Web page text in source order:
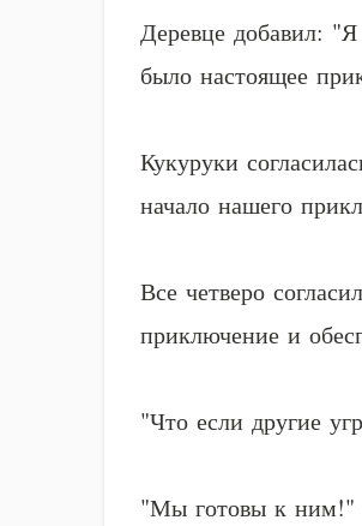
Деревце добавил:
было настоящее
Кукуруки
начало нашего
Все четверо
приключение и
"Что если другие
"Мы готовы к ним!"